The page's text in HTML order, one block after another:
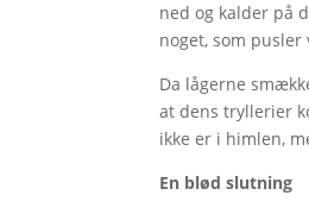
ned og kalder på
noget, som
Da lågerne
at dens tryllerier
ikke er i himlen,
En blød slutning